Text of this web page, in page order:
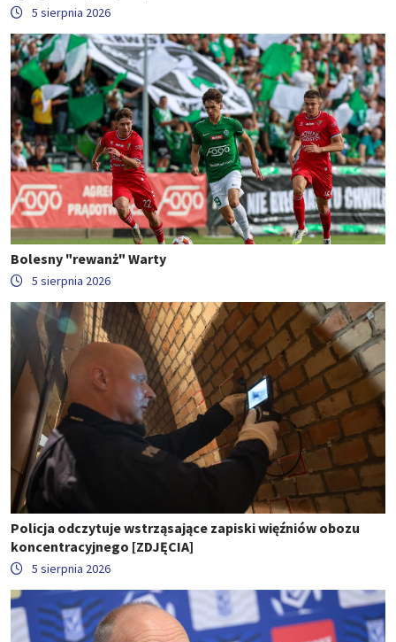
5 sierpnia 2026
Bolesny "rewanż" Warty
5 sierpnia 2026
Policja odczytuje wstrząsające zapiski więźniów obozu
koncentracyjnego [ZDJĘCIA]
5 sierpnia 2026